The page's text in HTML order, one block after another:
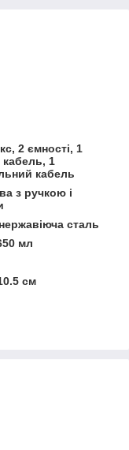
2 ємності, 1
1
кабель
з ручкою і
сталь
мл
см